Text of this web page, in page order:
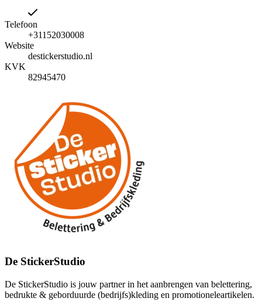
Telefoon
+31152030008
Website
destickerstudio.nl
KVK
82945470
De StickerStudio
De StickerStudio is jouw partner in het aanbrengen van belettering,
bedrukte & geborduurde (bedrijfs)kleding en promotioneleartikelen.